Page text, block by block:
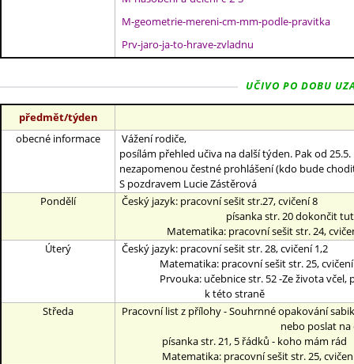
M-geometrie-mereni-cm-mm-podle-pravitka
Prv-jaro-ja-to-hrave-zvladnu
UČIVO PO DOBU
předmět/týden
obecné informace
Vážení rodiče,
posílám přehled učiva na další týden. Pak od
nezapomenou čestné prohlášení (kdo bude
S pozdravem Lucie Zástěrová
Pondělí
Český jazyk: pracovní sešit str.27, cvičení 8
písanka str. 20 dokončit tuto
Matematika: pracovní sešit str. 24,
Úterý
Český jazyk: pracovní sešit str. 28, cvičení 1,2
Matematika: pracovní sešit str. 25, cvičení
Prvouka: učebnice str. 52 -Ze života včel,
k této straně
Středa
Pracovní list z přílohy - Souhrnné opakování
nebo poslat na
písanka str. 21, 5 řádků - koho mám rád
Matematika: pracovní sešit str. 25, cvičení